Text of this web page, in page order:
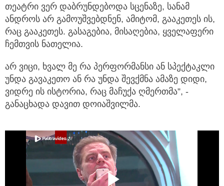
თეატრი ვერ დაბრუნდებოდა სცენაზე, სანამ
ანდროს არ გამოუშვებდნენ, ამიტომ, გააკეთეს ის,
რაც გააკეთეს. გასაგებია, მისაღებია, ყველაფერი
ჩემთვის ნათელია.
არ ვიცი, ხვალ მე რა პერფორმანსი ან სპექტაკლი
უნდა გავაკეთო ან რა უნდა შევქმნა ამაზე დიდი,
ვიდრე ის ისტორია, რაც მაჩუქა ღმერთმა”, -
განაცხადა დავით დოიაშვილმა.